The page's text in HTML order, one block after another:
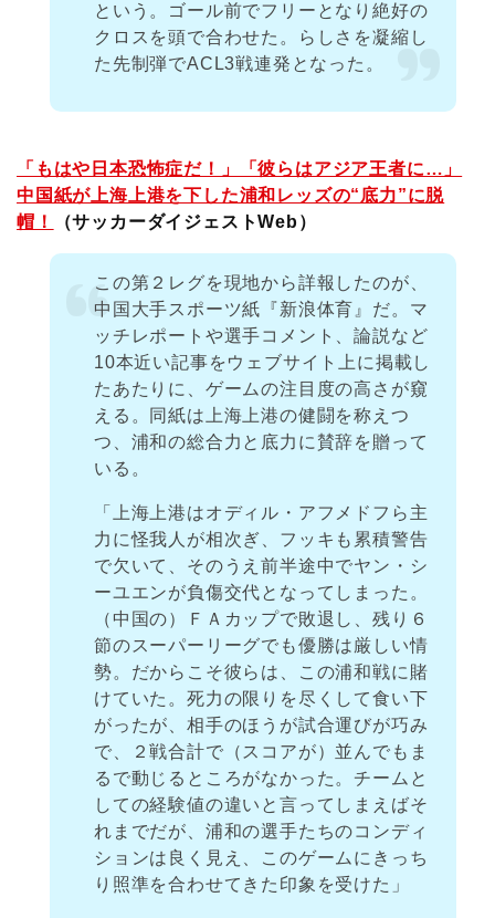
という。ゴール前でフリーとなり絶好の
クロスを頭で合わせた。らしさを凝縮し
た先制弾でACL3戦連発となった。
「もはや日本恐怖症だ！」「彼らはアジア王者に…」
中国紙が上海上港を下した浦和レッズの“底力”に脱
帽！
（サッカーダイジェストWeb）
この第２レグを現地から詳報したのが、
中国大手スポーツ紙『新浪体育』だ。マ
ッチレポートや選手コメント、論説など
10本近い記事をウェブサイト上に掲載し
たあたりに、ゲームの注目度の高さが窺
える。同紙は上海上港の健闘を称えつ
つ、浦和の総合力と底力に賛辞を贈って
いる。
「上海上港はオディル・アフメドフら主
力に怪我人が相次ぎ、フッキも累積警告
で欠いて、そのうえ前半途中でヤン・シ
ーユエンが負傷交代となってしまった。
（中国の）ＦＡカップで敗退し、残り６
節のスーパーリーグでも優勝は厳しい情
勢。だからこそ彼らは、この浦和戦に賭
けていた。死力の限りを尽くして食い下
がったが、相手のほうが試合運びが巧み
で、２戦合計で（スコアが）並んでもま
るで動じるところがなかった。チームと
しての経験値の違いと言ってしまえばそ
れまでだが、浦和の選手たちのコンディ
ションは良く見え、このゲームにきっち
り照準を合わせてきた印象を受けた」